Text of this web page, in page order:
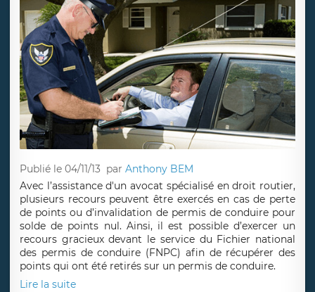
Publié le 04/11/13 parAnthony BEM
Avec l’assistance d'un avocat spécialisé en droit routier,
plusieurs recours peuvent être exercés en cas de perte
de points ou d’invalidation de permis de conduire pour
solde de points nul. Ainsi, il est possible d’exercer un
recours gracieux devant le service du Fichier national
des permis de conduire (FNPC) afin de récupérer des
points qui ont été retirés sur un permis de conduire.
Lire la suite